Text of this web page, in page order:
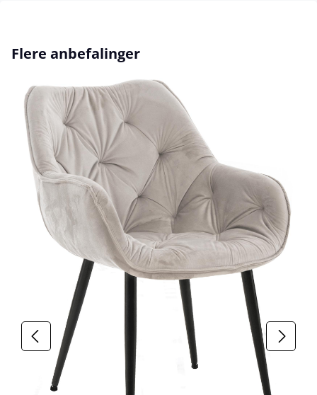
Hopp over produktgalleri
Flere anbefalinger